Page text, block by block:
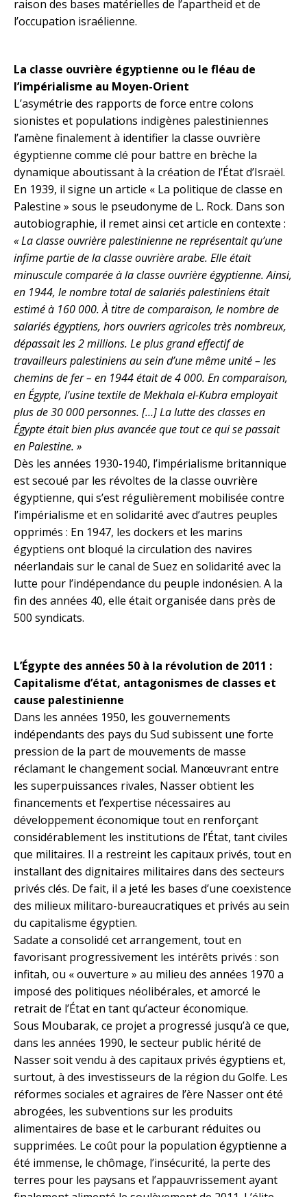
raison des bases matérielles de l’apartheid et de
l’occupation israélienne.
La classe ouvrière égyptienne ou le fléau de
l’impérialisme au Moyen-Orient
L’asymétrie des rapports de force entre colons
sionistes et populations indigènes palestiniennes
l’amène finalement à identifier la classe ouvrière
égyptienne comme clé pour battre en brèche la
dynamique aboutissant à la création de l’État d’Israël.
En 1939, il signe un article « La politique de classe en
Palestine » sous le pseudonyme de L. Rock. Dans son
autobiographie, il remet ainsi cet article en contexte :
« La classe ouvrière palestinienne ne représentait qu’une
infime partie de la classe ouvrière arabe. Elle était
minuscule comparée à la classe ouvrière égyptienne. Ainsi,
en 1944, le nombre total de salariés palestiniens était
estimé à 160 000. À titre de comparaison, le nombre de
salariés égyptiens, hors ouvriers agricoles très nombreux,
dépassait les 2 millions. Le plus grand effectif de
travailleurs palestiniens au sein d’une même unité – les
chemins de fer – en 1944 était de 4 000. En comparaison,
en Égypte, l’usine textile de Mekhala el-Kubra employait
plus de 30 000 personnes. […] La lutte des classes en
Égypte était bien plus avancée que tout ce qui se passait
en Palestine. »
Dès les années 1930-1940, l’impérialisme britannique
est secoué par les révoltes de la classe ouvrière
égyptienne, qui s’est régulièrement mobilisée contre
l’impérialisme et en solidarité avec d’autres peuples
opprimés : En 1947, les dockers et les marins
égyptiens ont bloqué la circulation des navires
néerlandais sur le canal de Suez en solidarité avec la
lutte pour l’indépendance du peuple indonésien. A la
fin des années 40, elle était organisée dans près de
500 syndicats.
L’Égypte des années 50 à la révolution de 2011 :
Capitalisme d’état, antagonismes de classes et
cause palestinienne
Dans les années 1950, les gouvernements
indépendants des pays du Sud subissent une forte
pression de la part de mouvements de masse
réclamant le changement social. Manœuvrant entre
les superpuissances rivales, Nasser obtient les
financements et l’expertise nécessaires au
développement économique tout en renforçant
considérablement les institutions de l’État, tant civiles
que militaires. Il a restreint les capitaux privés, tout en
installant des dignitaires militaires dans des secteurs
privés clés. De fait, il a jeté les bases d’une coexistence
des milieux militaro-bureaucratiques et privés au sein
du capitalisme égyptien.
Sadate a consolidé cet arrangement, tout en
favorisant progressivement les intérêts privés : son
infitah, ou « ouverture » au milieu des années 1970 a
imposé des politiques néolibérales, et amorcé le
retrait de l’État en tant qu’acteur économique.
Sous Moubarak, ce projet a progressé jusqu’à ce que,
dans les années 1990, le secteur public hérité de
Nasser soit vendu à des capitaux privés égyptiens et,
surtout, à des investisseurs de la région du Golfe. Les
réformes sociales et agraires de l’ère Nasser ont été
abrogées, les subventions sur les produits
alimentaires de base et le carburant réduites ou
supprimées. Le coût pour la population égyptienne a
été immense, le chômage, l’insécurité, la perte des
terres pour les paysans et l’appauvrissement ayant